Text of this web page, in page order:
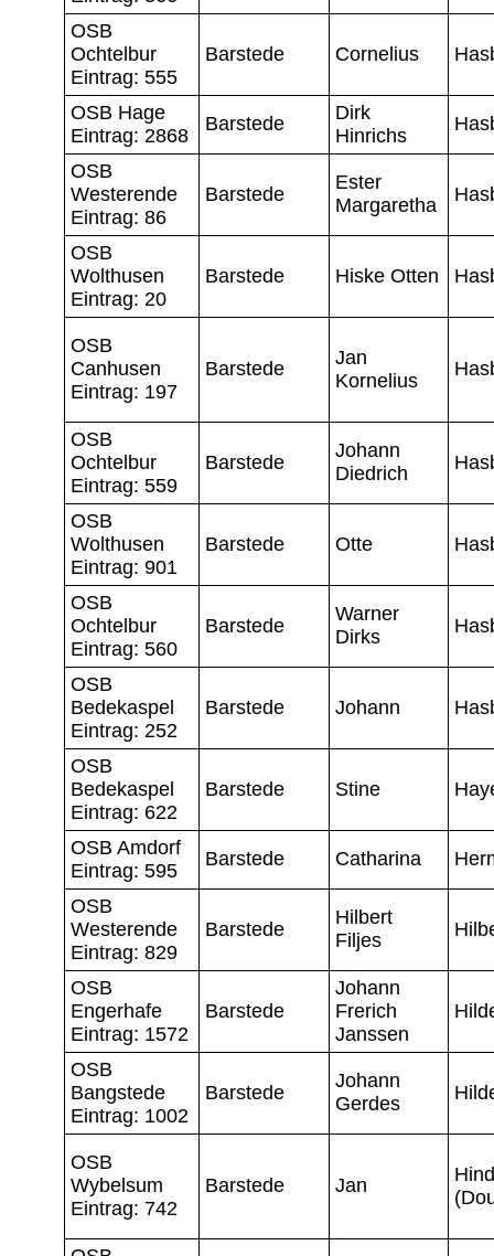
OSB
Ochtelbur
Eintrag: 555
Barstede Cornelius
OSB Hage
Eintrag: 2868
Barstede
Dirk
Hinrichs
OSB
Westerende
Eintrag: 86
Barstede
Ester
Margaretha
OSB
Wolthusen
Eintrag: 20
Barstede Hiske Otten
OSB
Canhusen
Eintrag: 197
Barstede
Jan
Kornelius
OSB
Ochtelbur
Eintrag: 559
Barstede
Johann
Diedrich
OSB
Wolthusen
Eintrag: 901
Barstede Otte
OSB
Ochtelbur
Eintrag: 560
Barstede
Warner
Dirks
OSB
Bedekaspel
Eintrag: 252
Barstede Johann
OSB
Bedekaspel
Eintrag: 622
Barstede Stine
OSB Amdorf
Eintrag: 595
Barstede Catharina
OSB
Westerende
Eintrag: 829
Barstede
Hilbert
Filjes
OSB
Engerhafe
Eintrag: 1572
Barstede
Johann
Frerich
Janssen
OSB
Bangstede
Eintrag: 1002
Barstede
Johann
Gerdes
OSB
Wybelsum
Eintrag: 742
Barstede Jan